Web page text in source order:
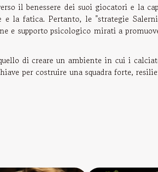
il benessere dei suoi giocatori e la
la fatica. Pertanto, le "strategie
e supporto psicologico mirati a
di creare un ambiente in cui i
per costruire una squadra forte,